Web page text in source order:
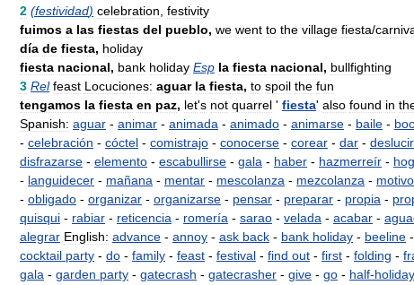
2 (festividad) celebration festivity
fuimos a las fiestas del pueblo, we went to the village fiesta/
día de fiesta, holiday
fiesta nacional, bank holiday Esp la fiesta nacional, bullfighting
3 Rel feast Locuciones: aguar la fiesta, to spoil the fun
tengamos la fiesta en paz, let's not quarrel ' fiesta' also found in
Spanish: aguar - animar - animada - animado - animarse - baile -
- celebración - cóctel - comistrajo - conocerse - corear - dar - deslucir
disfrazarse - elemento - escabullirse - gala - haber - hazmerreír -
- languidecer - mañana - mentar - mescolanza - mezcolanza - motivo
- obligado - organizar - organizarse - pensar - preparar - propia -
quisqui - rabiar - reticencia - romería - sarao - velada - acabar -
alegrar English: advance - annoy - ask back - bank holiday - beeline -
cocktail party - do - family - feast - festival - find out - first - folding -
gala - garden party - gatecrash - gatecrasher - give - go - half-holiday